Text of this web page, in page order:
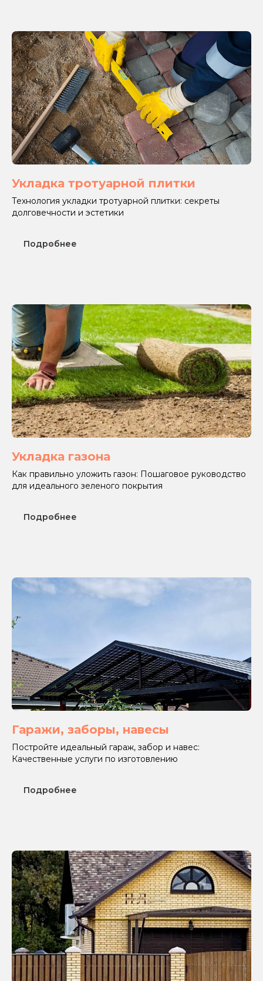
Укладка тротуарной плитки
Технология укладки тротуарной плитки: секреты
долговечности и эстетики
Подробнее
Укладка газона
Как правильно уложить газон: Пошаговое руководство
для идеального зеленого покрытия
Подробнее
Гаражи, заборы, навесы
Постройте идеальный гараж, забор и навес:
Качественные услуги по изготовлению
Подробнее